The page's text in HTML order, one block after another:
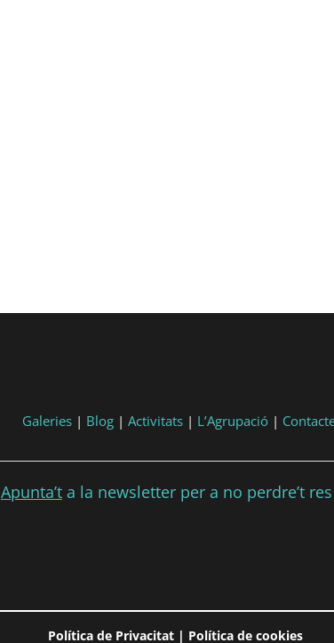
Galeries| Blog| Activitats| L’Agrupació|
Apunta’ta la newsletter per a no perdre’t
Política de Privacitat| Política de cookies